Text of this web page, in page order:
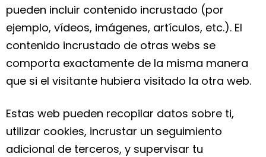
pueden incluir contenido incrustado (por
ejemplo, vídeos, imágenes, artículos, etc.). El
contenido incrustado de otras webs se
comporta exactamente de la misma manera
que si el visitante hubiera visitado la otra web.
Estas web pueden recopilar datos sobre ti,
utilizar cookies, incrustar un seguimiento
adicional de terceros, y supervisar tu